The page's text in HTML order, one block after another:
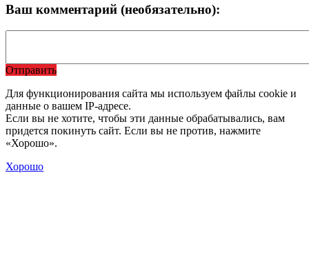
Ваш комментарий (необязательно):
Отправить
Для функционирования сайта мы используем файлы cookie и
данные о вашем IP-адресе.
Если вы не хотите, чтобы эти данные обрабатывались, вам
придется покинуть сайт. Если вы не против, нажмите
«Хорошо».
Хорошо